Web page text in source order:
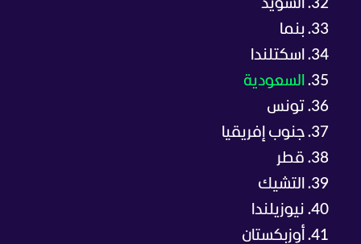
السويد
بنما
اسكتلندا
السعودية
تونس
جنوب إفريقيا
قطر
التشيك
نيوزيلندا
أوزبكستان